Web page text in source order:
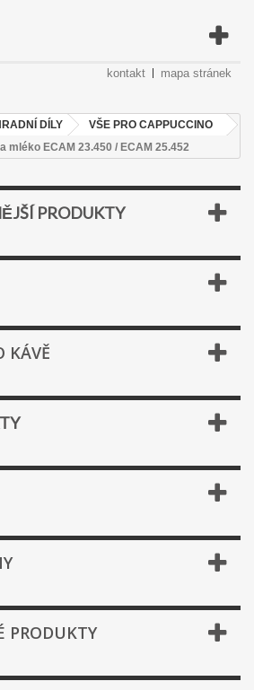
kontakt mapa stránek
DÍLY
VŠE PRO CAPPUCCINO
mléko ECAM 23.450 / ECAM 25.452
PRODUKTY
KÁVĚ
PRODUKTY